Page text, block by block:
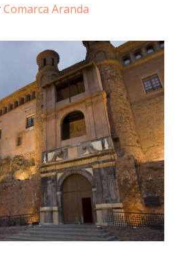
Comarca Aranda